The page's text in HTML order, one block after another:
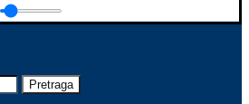
Pretraga